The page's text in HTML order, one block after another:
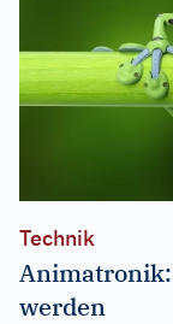
Technik
werden